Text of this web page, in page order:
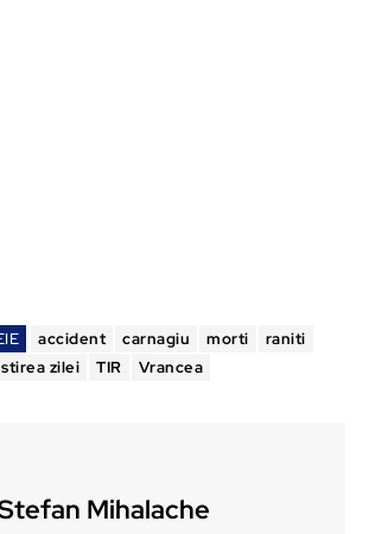
accident carnagiu morti
raniti
stirea zilei
TIR Vrancea
Mihalache